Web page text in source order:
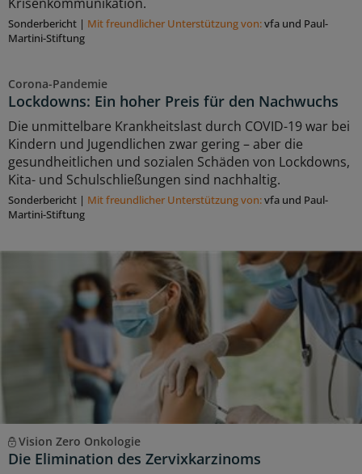
Sonderbericht | Mit freundlicher Unterstützung von:vfa und Paul-
Martini-Stiftung
Corona-Pandemie
Lockdowns: Ein hoher Preis für den Nachwuchs
Die unmittelbare Krankheitslast durch COVID-19 war bei
Kindern und Jugendlichen zwar gering – aber die
gesundheitlichen und sozialen Schäden von Lockdowns,
Kita- und Schulschließungen sind nachhaltig.
Sonderbericht | Mit freundlicher Unterstützung von:vfa und Paul-
Martini-Stiftung
Vision Zero Onkologie
Die Elimination des Zervixkarzinoms